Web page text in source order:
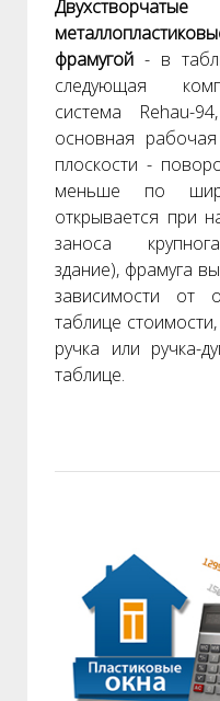
фрамугой - в
следующая
система Rehau-
основная
плоскости -
меньше по
открывается при
заноса
здание), фрамуга
зависимости
таблице
ручка или ручка-
таблице.